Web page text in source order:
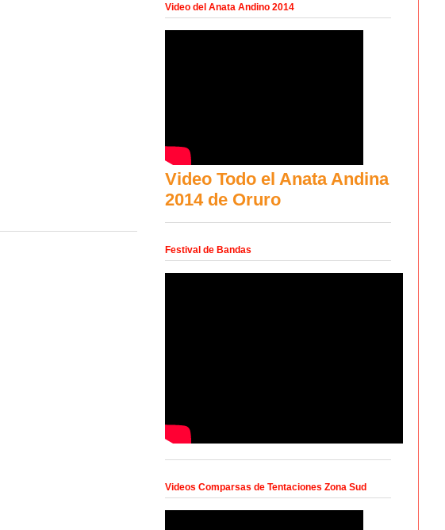
Video del Anata Andino 2014
Video Todo el Anata Andina
2014 de Oruro
Festival de Bandas
Videos Comparsas de Tentaciones Zona Sud